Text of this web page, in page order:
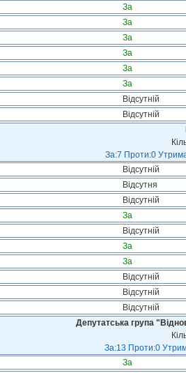
За
За
За
За
За
За
Відсутній
Відсутній
За:7 Проти:0
Відсутній
Відсутня
Відсутній
За
Відсутній
За
За
Відсутній
Відсутній
Відсутній
Депутатська група
За:13 Проти:0
За